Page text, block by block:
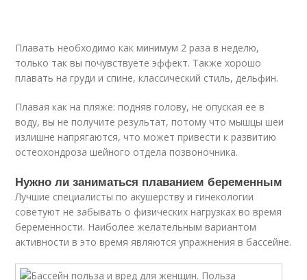
Плавать необходимо как минимум 2 раза в неделю,
только так вы почувствуете эффект. Также хорошо
плавать на груди и спине, классический стиль, дельфин.
Плавая как на пляже: подняв голову, не опуская ее в
воду, вы не получите результат, потому что мышцы шеи
излишне напрягаются, что может привести к развитию
остеохондроза шейного отдела позвоночника.
Нужно ли заниматься плаванием беременным
Лучшие специалисты по акушерству и гинекологии
советуют не забывать о физических нагрузках во время
беременности. Наиболее желательным вариантом
активности в это время являются упражнения в бассейне.